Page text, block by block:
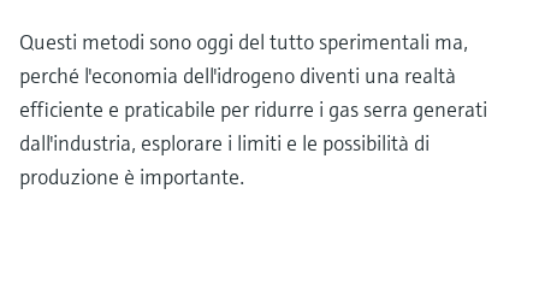
Questi metodi sono oggi del tutto sperimentali ma,
perché l'economia dell'idrogeno diventi una realtà
efficiente e praticabile per ridurre i gas serra generati
dall'industria, esplorare i limiti e le possibilità di
produzione è importante.